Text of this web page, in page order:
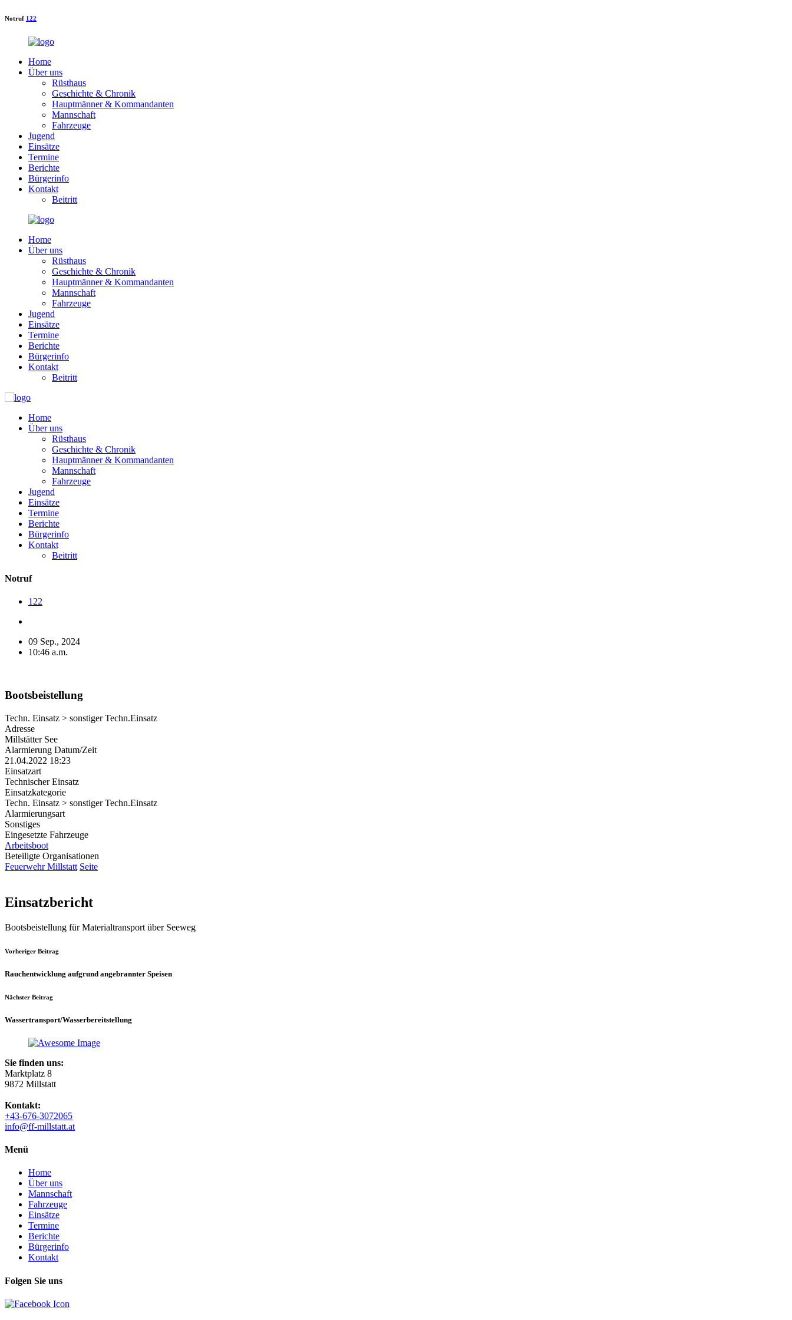
Notruf 122
Home
Über uns
Rüsthaus
Geschichte & Chronik
Hauptmänner & Kommandanten
Mannschaft
Fahrzeuge
Jugend
Einsätze
Termine
Berichte
Bürgerinfo
Kontakt
Beitritt
Home
Über uns
Rüsthaus
Geschichte & Chronik
Hauptmänner & Kommandanten
Mannschaft
Fahrzeuge
Jugend
Einsätze
Termine
Berichte
Bürgerinfo
Kontakt
Beitritt
Home
Über uns
Rüsthaus
Geschichte & Chronik
Hauptmänner & Kommandanten
Mannschaft
Fahrzeuge
Jugend
Einsätze
Termine
Berichte
Bürgerinfo
Kontakt
Beitritt
Notruf
122
09 Sep., 2024
10:46 a.m.
Bootsbeistellung
Techn. Einsatz > sonstiger Techn.Einsatz
Adresse
Millstätter See
Alarmierung Datum/Zeit
21.04.2022 18:23
Einsatzart
Technischer Einsatz
Einsatzkategorie
Techn. Einsatz > sonstiger Techn.Einsatz
Alarmierungsart
Sonstiges
Eingesetzte Fahrzeuge
Arbeitsboot
Beteiligte Organisationen
Feuerwehr Millstatt Seite
Einsatzbericht
Bootsbeistellung für Materialtransport über Seeweg
Vorheriger Beitrag
Rauchentwicklung aufgrund angebrannter Speisen
Nächster Beitrag
Wassertransport/Wasserbereitstellung
Sie finden uns:
Marktplatz 8
9872 Millstatt
Kontakt:
+43-676-3072065
info@ff-millstatt.at
Menü
Home
Über uns
Mannschaft
Fahrzeuge
Einsätze
Termine
Berichte
Bürgerinfo
Kontakt
Folgen Sie uns